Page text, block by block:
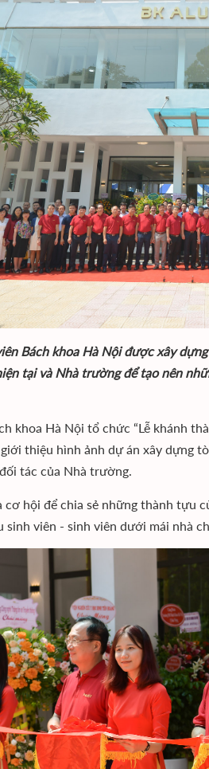
Bách khoa Hà Nội được xây
tại và Nhà trường để tạo nên
khoa Hà Nội tổ chức “Lễ khánh
thiệu hình ảnh dự án xây dựng
tác của Nhà trường.
cơ hội để chia sẻ những thành tựu
sinh viên - sinh viên dưới mái nhà